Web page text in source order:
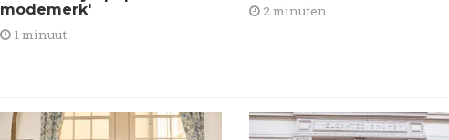
modemerk'
1 minuut
2 minuten